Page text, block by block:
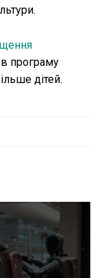
програму
дітей.